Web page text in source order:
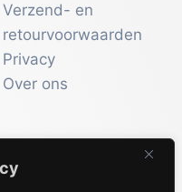
Verzend- en
retourvoorwaarden
Privacy
Over ons